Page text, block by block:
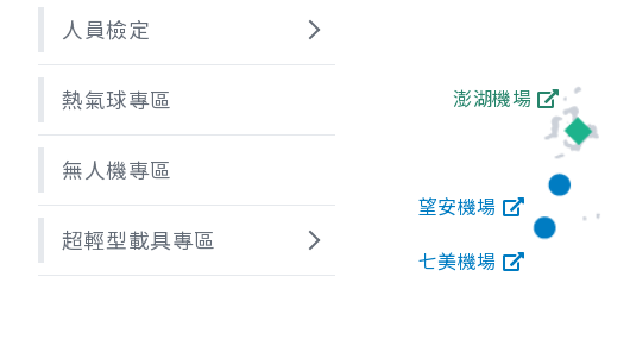
人員檢定
熱氣球專區
無人機專區
超輕型載具專區
澎湖機場
望安機場
七美機場